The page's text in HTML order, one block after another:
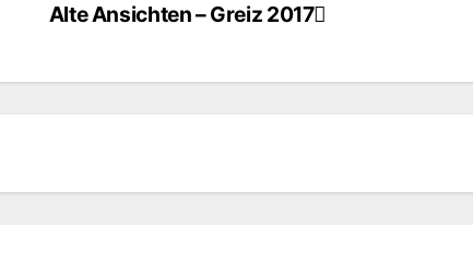
Alte Ansichten – Greiz 2017